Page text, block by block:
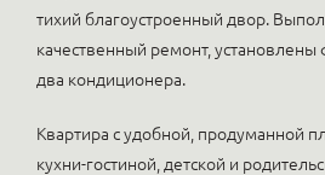
тихий благоустроенный двор.
качественный ремонт, установлены
два кондиционера.
Квартира с удобной, продуманной
кухни-гостиной, детской и